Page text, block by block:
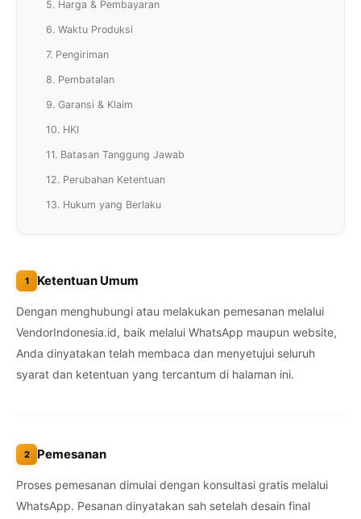
5. Harga & Pembayaran
6. Waktu Produksi
7. Pengiriman
8. Pembatalan
9. Garansi & Klaim
10. HKI
11. Batasan Tanggung Jawab
12. Perubahan Ketentuan
13. Hukum yang Berlaku
1 Ketentuan Umum
Dengan menghubungi atau melakukan pemesanan melalui
VendorIndonesia.id, baik melalui WhatsApp maupun website,
Anda dinyatakan telah membaca dan menyetujui seluruh
syarat dan ketentuan yang tercantum di halaman ini.
2 Pemesanan
Proses pemesanan dimulai dengan konsultasi gratis melalui
WhatsApp. Pesanan dinyatakan sah setelah desain final